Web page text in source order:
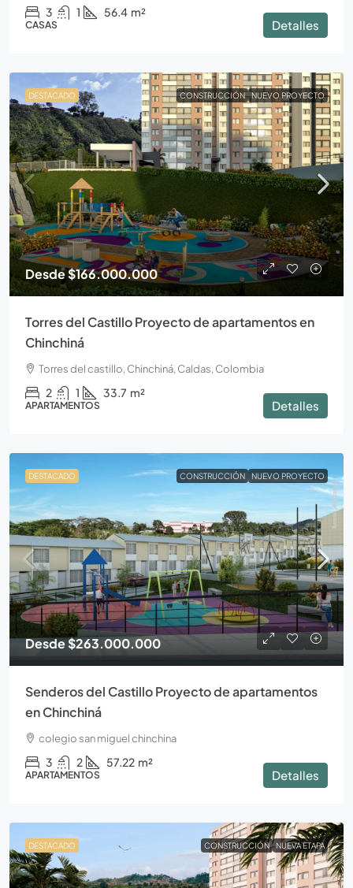
3 1 56.4 m²
CASAS Detalles
DESTACADO CONSTRUCCIÓN NUEVO PROYECTO
Desde$166.000.000
Torres del Castillo Proyecto de apartamentos en
Chinchiná
Torres del castillo, Chinchiná, Caldas, Colombia
2 1 33.7 m²
APARTAMENTOS Detalles
DESTACADO CONSTRUCCIÓN NUEVO PROYECTO
Desde$263.000.000
Senderos del Castillo Proyecto de apartamentos
en Chinchiná
colegio san miguel chinchina
3 2 57.22 m²
APARTAMENTOS Detalles
DESTACADO CONSTRUCCIÓN NUEVA ETAPA